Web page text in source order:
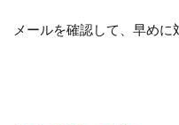
メールを確認して、早めに